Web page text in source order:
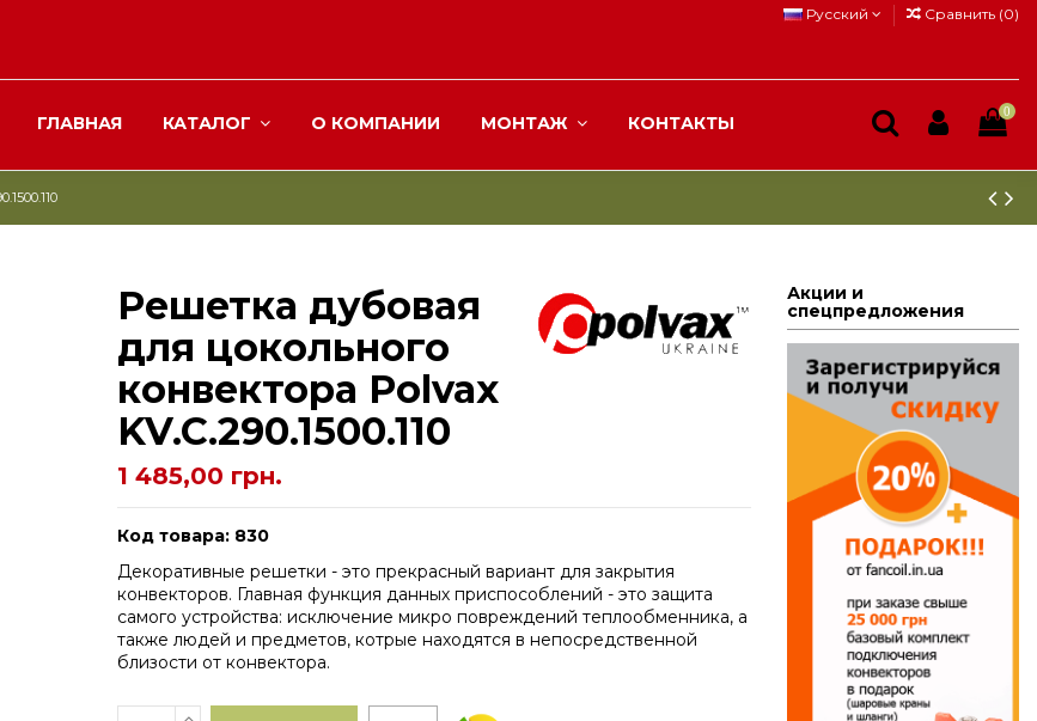
Русский Сравнить (0)
ГЛАВНАЯ КАТАЛОГ О КОМПАНИИ МОНТАЖ КОНТАКТЫ
0
Решетка дубовая
для цокольного
конвектора Рolvax
KV.C.290.1500.110
1 485,00 грн.
Код товара: 830
Декоративные решетки - это прекрасный вариант для закрытия
конвекторов. Главная функция данных приспособлений - это защита
самого устройства: исключение микро повреждений теплообменника, а
также людей и предметов, котрые находятся в непосредственной
близости от конвектора.
Акции и
спецпредложения